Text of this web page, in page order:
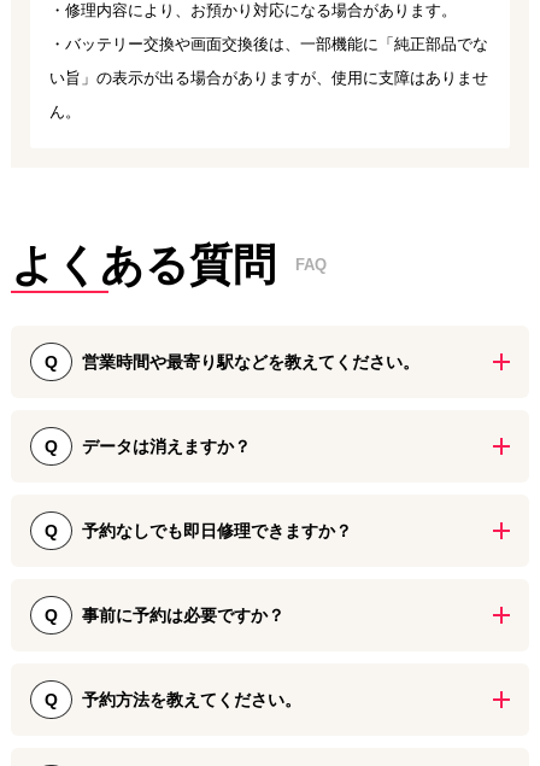
・修理内容により、お預かり対応になる場合があります。
・バッテリー交換や画面交換後は、一部機能に「純正部品でな
い旨」の表示が出る場合がありますが、使用に支障はありませ
ん。
よくある質問 FAQ
Q 営業時間や最寄り駅などを教えてください。
【最寄り駅】地下鉄「栄駅」から徒歩4分、地下鉄「伏見駅」から徒
歩7分、名鉄「栄町駅」から徒歩9分、 広小路通り沿い「中央広小路
ご連絡ください。
Q データは消えますか？
いため、データはそのままで修理できるケースが一般的です。ただ
し、故障の状態によっては例外もあるため、事前のバックアップを
確認したうえで、修理内容をわかりやすくご案内しています。
Q 予約なしでも即日修理できますか？
待ちいただく場合もありますが、多くの修理は即日対応が可能で
す。
Q 事前に予約は必要ですか？
すが予約無し飛び込みのご来店でも即日修理の対応をしておりま
す。 ご来店の日時が決まっている方は事前に予約をお勧めいたしま
Q 予約方法を教えてください。